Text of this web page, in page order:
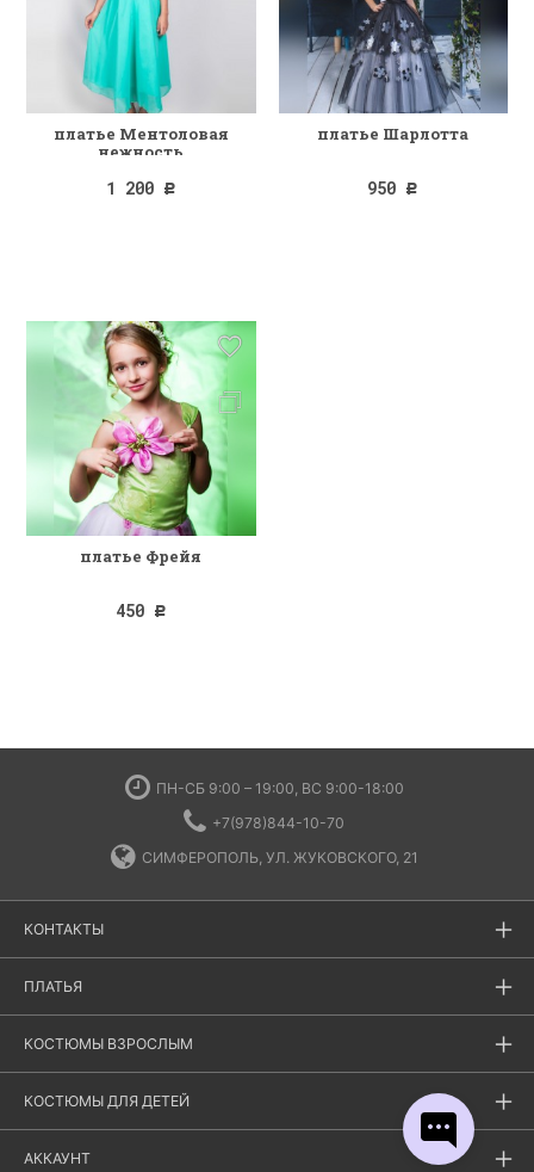
платье Ментоловая
нежность
1 200 Р
платье Шарлотта
950 Р
платье Фрейя
450 Р
ПН-СБ 9:00 – 19:00, ВС 9:00-18:00
+7(978)844-10-70
СИМФЕРОПОЛЬ, УЛ. ЖУКОВСКОГО, 21
КОНТАКТЫ
ПЛАТЬЯ
КОСТЮМЫ ВЗРОСЛЫМ
КОСТЮМЫ ДЛЯ ДЕТЕЙ
АККАУНТ